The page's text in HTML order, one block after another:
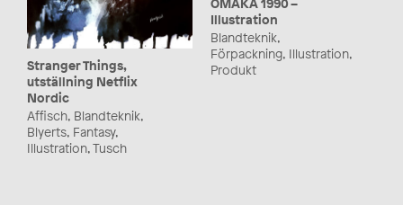
Illustration
Blandteknik,
Förpackning, Illustration,
Produkt
Stranger Things,
utställning Netflix
Nordic
Affisch, Blandteknik,
Blyerts, Fantasy,
Illustration, Tusch